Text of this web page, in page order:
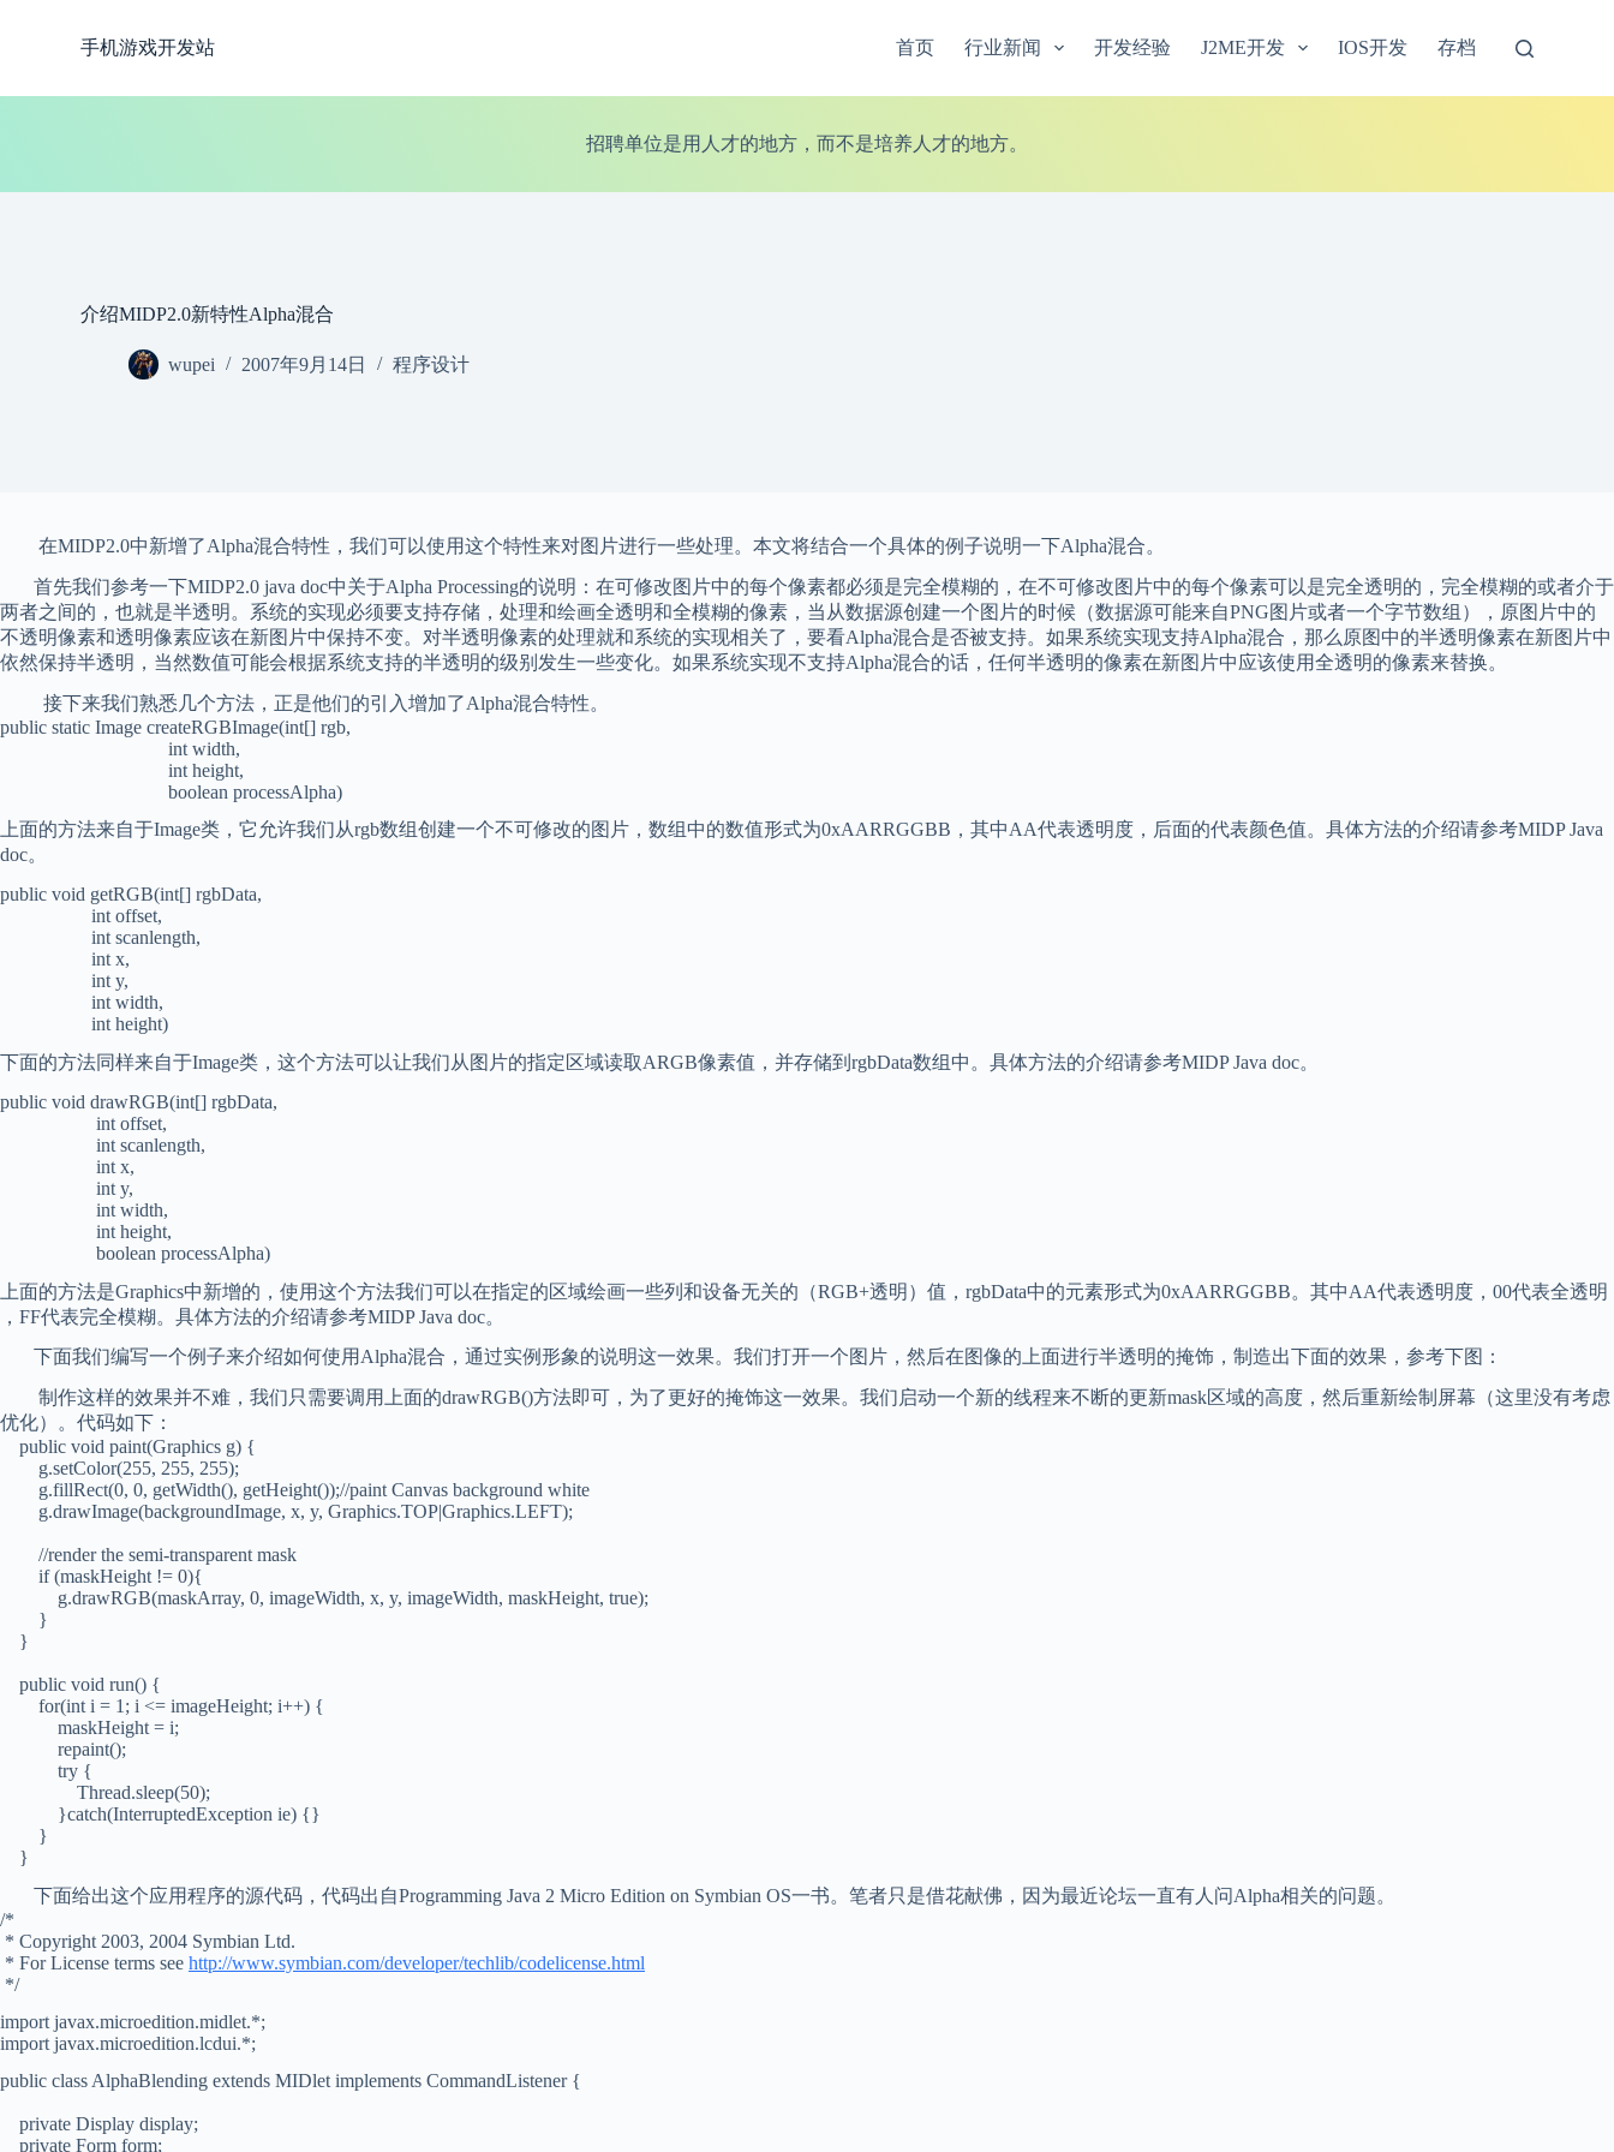
容
手机游戏开发站 首页 行业新闻 开发经验 J2ME开发 IOS开发 存档
招聘单位是用人才的地方，而不是培养人才的地方。
介绍MIDP2.0新特性Alpha混合
wupei 2007年9月14日 程序设计
在MIDP2.0中新增了Alpha混合特性，我们可以使用这个特性来对图片进行一些处理。本文将结合一个具体的例子说明一下Alpha混合。
首先我们参考一下MIDP2.0 java doc中关于Alpha Processing的说明：在可修改图片中的每个像素都必须是完全模糊的，在不可修改图片中的每个像素可以是完全透明的，完全模糊的或者介于
两者之间的，也就是半透明。系统的实现必须要支持存储，处理和绘画全透明和全模糊的像素，当从数据源创建一个图片的时候（数据源可能来自PNG图片或者一个字节数组），原图片中的
不透明像素和透明像素应该在新图片中保持不变。对半透明像素的处理就和系统的实现相关了，要看Alpha混合是否被支持。如果系统实现支持Alpha混合，那么原图中的半透明像素在新图片中
依然保持半透明，当然数值可能会根据系统支持的半透明的级别发生一些变化。如果系统实现不支持Alpha混合的话，任何半透明的像素在新图片中应该使用全透明的像素来替换。
接下来我们熟悉几个方法，正是他们的引入增加了Alpha混合特性。
public static Image createRGBImage(int[] rgb,
int width,
int height,
boolean processAlpha)
上面的方法来自于Image类，它允许我们从rgb数组创建一个不可修改的图片，数组中的数值形式为0xAARRGGBB，其中AA代表透明度，后面的代表颜色值。具体方法的介绍请参考MIDP Java
doc。
public void getRGB(int[] rgbData,
int offset,
int scanlength,
int x,
int y,
int width,
int height)
下面的方法同样来自于Image类，这个方法可以让我们从图片的指定区域读取ARGB像素值，并存储到rgbData数组中。具体方法的介绍请参考MIDP Java doc。
public void drawRGB(int[] rgbData,
int offset,
int scanlength,
int x,
int y,
int width,
int height,
boolean processAlpha)
上面的方法是Graphics中新增的，使用这个方法我们可以在指定的区域绘画一些列和设备无关的（RGB+透明）值，rgbData中的元素形式为0xAARRGGBB。其中AA代表透明度，00代表全透明
，FF代表完全模糊。具体方法的介绍请参考MIDP Java doc。
下面我们编写一个例子来介绍如何使用Alpha混合，通过实例形象的说明这一效果。我们打开一个图片，然后在图像的上面进行半透明的掩饰，制造出下面的效果，参考下图：
制作这样的效果并不难，我们只需要调用上面的drawRGB()方法即可，为了更好的掩饰这一效果。我们启动一个新的线程来不断的更新mask区域的高度，然后重新绘制屏幕（这里没有考虑
优化）。代码如下：
public void paint(Graphics g) {
g.setColor(255, 255, 255);
g.fillRect(0, 0, getWidth(), getHeight());//paint Canvas background white
g.drawImage(backgroundImage, x, y, Graphics.TOP|Graphics.LEFT);
//render the semi-transparent mask
if (maskHeight != 0){
g.drawRGB(maskArray, 0, imageWidth, x, y, imageWidth, maskHeight, true);
}
}
public void run() {
for(int i = 1; i <= imageHeight; i++) {
maskHeight = i;
repaint();
try {
Thread.sleep(50);
}catch(InterruptedException ie) {}
}
}
下面给出这个应用程序的源代码，代码出自Programming Java 2 Micro Edition on Symbian OS一书。笔者只是借花献佛，因为最近论坛一直有人问Alpha相关的问题。
/*
* Copyright 2003, 2004 Symbian Ltd.
* For License terms see http://www.symbian.com/developer/techlib/codelicense.html
*/
import javax.microedition.midlet.*;
import javax.microedition.lcdui.*;
public class AlphaBlending extends MIDlet implements CommandListener {
private Display display;
private Form form;